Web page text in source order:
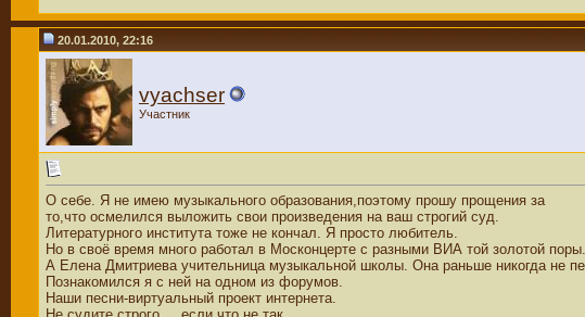
20.01.2010, 22:16
vyachser
Участник
О себе. Я не имею музыкального образования,поэтому прошу прощения за
то,что осмелился выложить свои произведения на ваш строгий суд.
Литературного института тоже не кончал. Я просто любитель.
Но в своё время много работал в Москонцерте с разными ВИА той золотой поры.
А Елена Дмитриева учительница музыкальной школы. Она раньше никогда не
Познакомился я с ней на одном из форумов.
Наши песни-виртуальный проект интернета.